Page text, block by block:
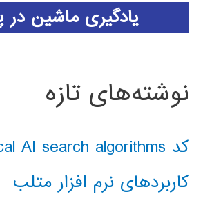
یادگیری ماشین در
نوشته‌های تازه
کد classical AI search algorithms
کاربردهای نرم افزار متلب